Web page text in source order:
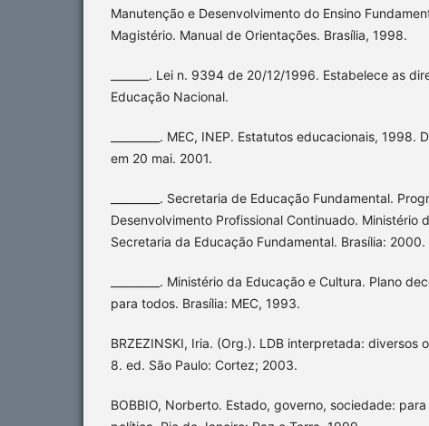
Manutenção e Desenvolvimento do Ensino
Magistério. Manual de Orientações. Brasília, 1998.
_______. Lei n. 9394 de 20/12/1996. Estabelece as
Educação Nacional.
_________. MEC, INEP. Estatutos educacionais, 1998.
em 20 mai. 2001.
_________. Secretaria de Educação Fundamental.
Desenvolvimento Profissional Continuado. Ministério
Secretaria da Educação Fundamental. Brasília: 2000.
_________. Ministério da Educação e Cultura. Plano
para todos. Brasília: MEC, 1993.
BRZEZINSKI, Iria. (Org.). LDB interpretada: diversos
8. ed. São Paulo: Cortez; 2003.
BOBBIO, Norberto. Estado, governo, sociedade: